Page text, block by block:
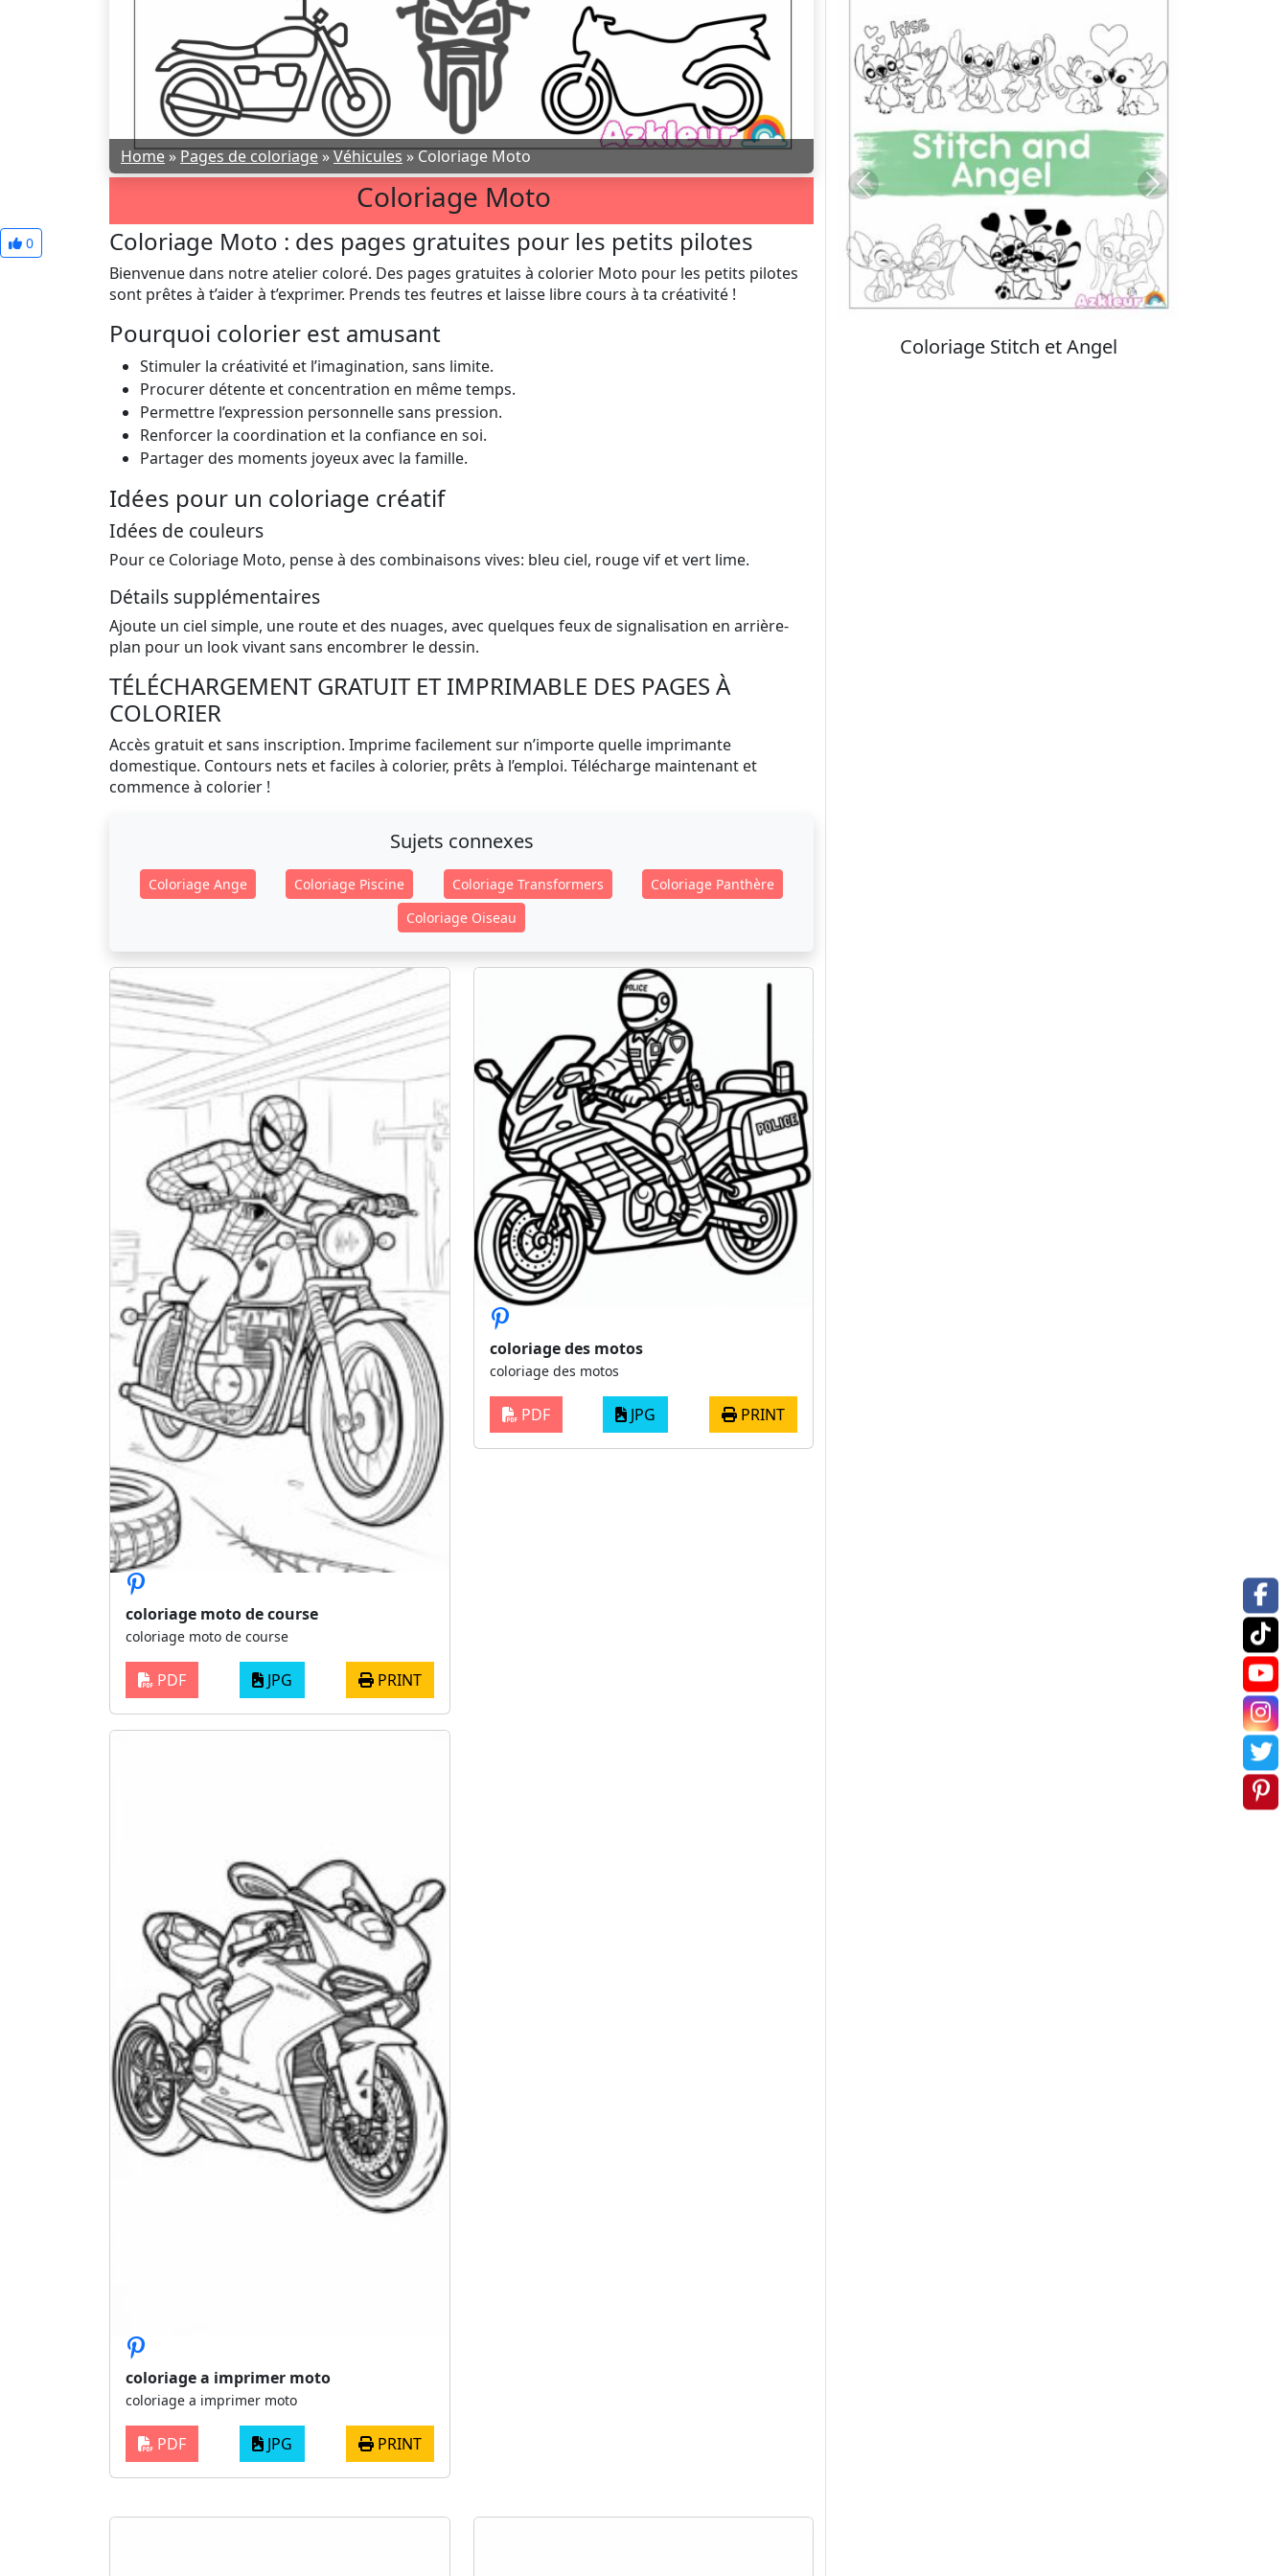
Home»Pages de coloriage»Véhicules»Coloriage Moto
Coloriage Moto
0 Coloriage Moto : des pages gratuites pour les petits pilotes
Bienvenue dans notre atelier coloré. Des pages gratuites à colorier Moto pour les petits pilotes
sont prêtes à t’aider à t’exprimer. Prends tes feutres et laisse libre cours à ta créativité !
Pourquoi colorier est amusant
Stimuler la créativité et l’imagination, sans limite.
Procurer détente et concentration en même temps.
Permettre l’expression personnelle sans pression.
Renforcer la coordination et la confiance en soi.
Partager des moments joyeux avec la famille.
Idées pour un coloriage créatif
Idées de couleurs
Pour ce Coloriage Moto, pense à des combinaisons vives: bleu ciel, rouge vif et vert lime.
Détails supplémentaires
Ajoute un ciel simple, une route et des nuages, avec quelques feux de signalisation en arrière-
plan pour un look vivant sans encombrer le dessin.
TÉLÉCHARGEMENT GRATUIT ET IMPRIMABLE DES PAGES À
COLORIER
Accès gratuit et sans inscription. Imprime facilement sur n’importe quelle imprimante
domestique. Contours nets et faciles à colorier, prêts à l’emploi. Télécharge maintenant et
commence à colorier !
Sujets connexes
Coloriage Ange Coloriage Piscine Coloriage Transformers
Coloriage Panthère
Coloriage Oiseau
coloriage moto de course
coloriage moto de course
PDF JPG PRINT
coloriage des motos
coloriage des motos
PDF JPG PRINT
coloriage a imprimer moto
coloriage a imprimer moto
PDF JPG PRINT
Coloriage Stitch
Previous Next